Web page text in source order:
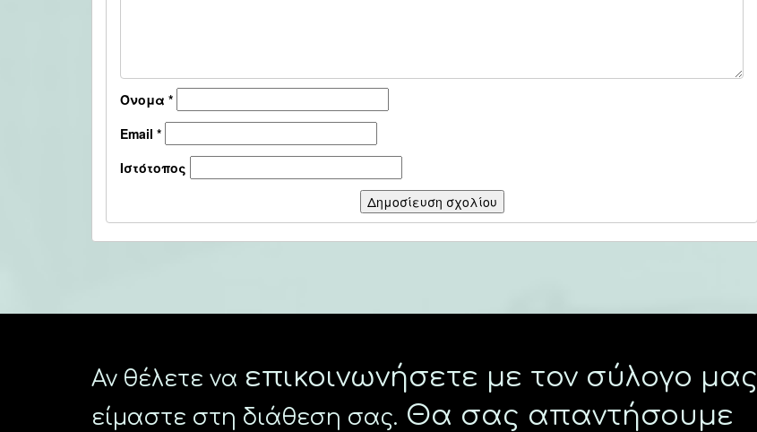
Όνομα *
Email *
Ιστότοπος
Αν θέλετε να επικοινωνήσετε με τον σύλογο μας
είμαστε στη διάθεση σας. Θα σας απαντήσουμε